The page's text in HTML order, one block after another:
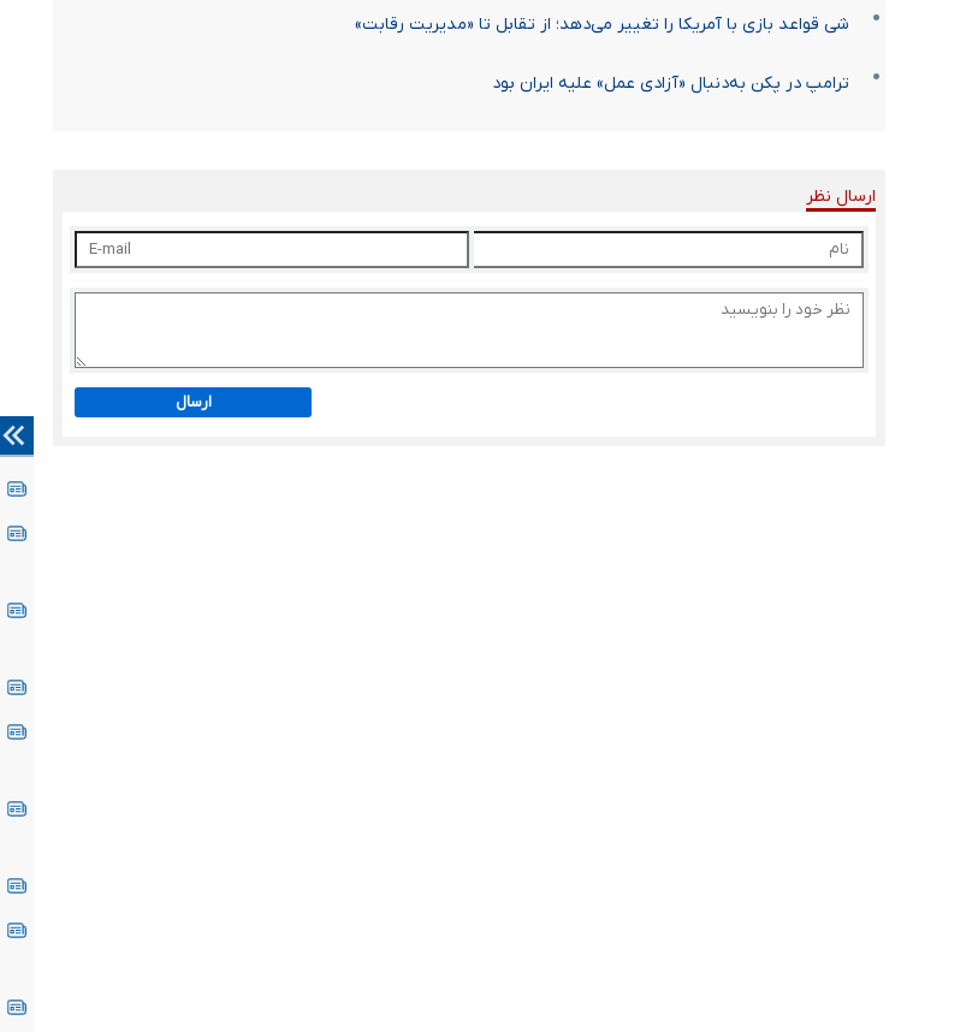
شی قواعد بازی با آمریکا را تغییر می‌دهد؛ از تقابل تا «مدیریت رقابت»
ترامپ در پکن به‌دنبال «آزادی عمل» علیه ایران بود
ارسال نظر
ارسال